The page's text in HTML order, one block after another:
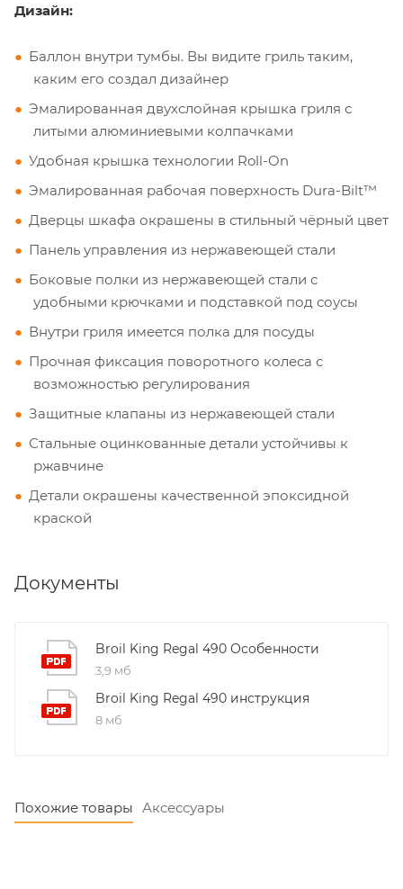
Дизайн:
Баллон внутри тумбы. Вы видите гриль таким,
каким его создал дизайнер
Эмалированная двухслойная крышка гриля с
литыми алюминиевыми колпачками
Удобная крышка технологии Roll-On
Эмалированная рабочая поверхность Dura-Bilt™
Дверцы шкафа окрашены в стильный чёрный цвет
Панель управления из нержавеющей стали
Боковые полки из нержавеющей стали с
удобными крючками и подставкой под соусы
Внутри гриля имеется полка для посуды
Прочная фиксация поворотного колеса с
возможностью регулирования
Защитные клапаны из нержавеющей стали
Стальные оцинкованные детали устойчивы к
ржавчине
Детали окрашены качественной эпоксидной
краской
Документы
Broil King Regal 490 Особенности
3,9 мб
Broil King Regal 490 инструкция
8 мб
Похожие товары Аксессуары